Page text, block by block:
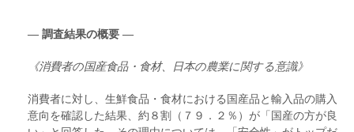
― 調査結果の概要 ―
《消費者の国産食品・食材、日本の農業に関する意識》
消費者に対し、生鮮食品・食材における国産品と輸入品の購入
意向を確認した結果、約８割（７９．２％）が「国産の方が良